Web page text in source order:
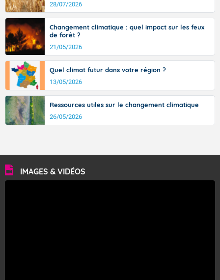
avec des pointes jusqu'à 37 à 38 degrés dans l'arrière-
pays varois et en vallée de la Garonne.
28/07/2026
Changement climatique : quel impact sur les feux
de forêt ?
21/05/2026
Quel climat futur dans votre région ?
13/05/2026
Ressources utiles sur le changement climatique
26/05/2026
IMAGES & VIDÉOS